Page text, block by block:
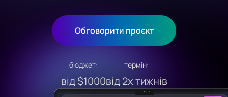
Обговорити проєкт
бюджет:
від $1000
термін:
від 2х тижнів